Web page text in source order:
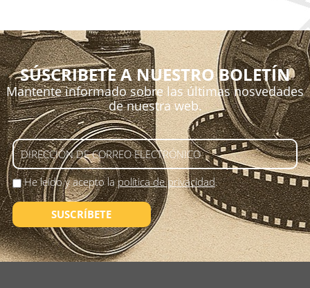
SÚSCRIBETE A NUESTRO BOLETÍN
Mantente informado sobre las últimas nosvedades
de nuestra web.
He leído y acepto lapolítica de privacidad.
SUSCRÍBETE